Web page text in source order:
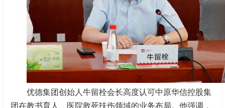
优德集团创始人牛留栓会长高度认可中原华信控股集
团在‌教书育人、医院救死扶伤‌领域的业务布局。他强调，